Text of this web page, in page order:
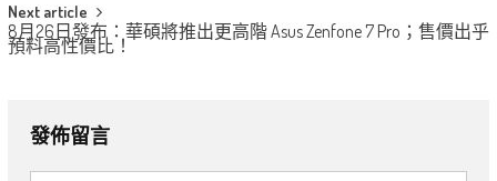
Next article
8月26日發布：華碩將推出更高階 Asus Zenfone 7 Pro；售價出乎
預料高性價比！
發佈留言